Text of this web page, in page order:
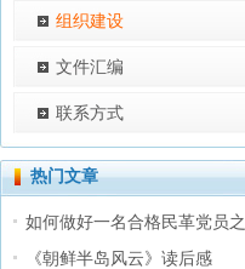
组织建设
文件汇编
联系方式
热门文章
如何做好一名合格民革党员之
《朝鲜半岛风云》读后感